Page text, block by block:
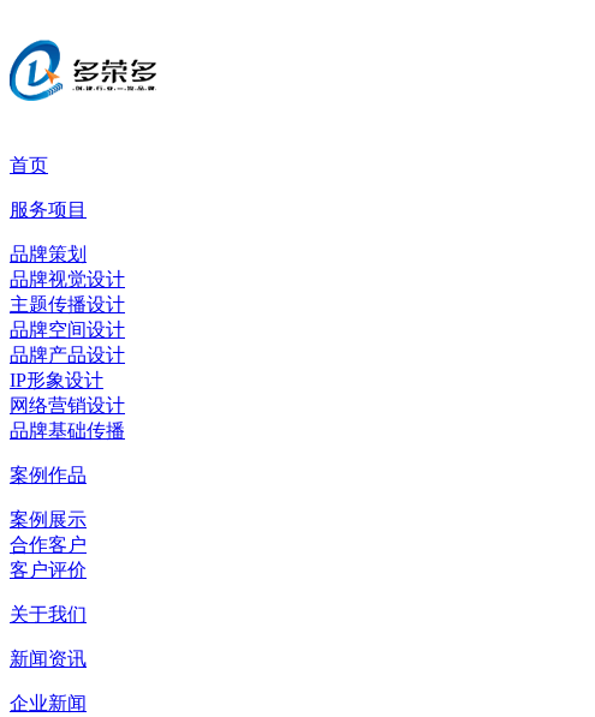
首页
服务项目
品牌策划
品牌视觉设计
主题传播设计
品牌空间设计
品牌产品设计
IP形象设计
网络营销设计
品牌基础传播
案例作品
案例展示
合作客户
客户评价
关于我们
新闻资讯
企业新闻